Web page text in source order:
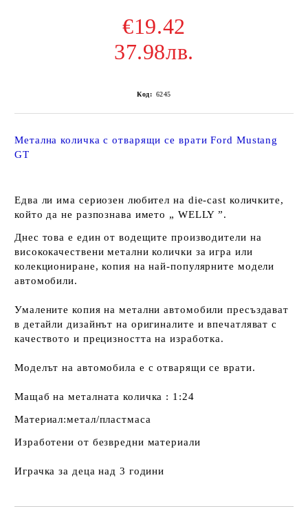
€19.42
37.98лв.
Код: 6245
Метална количка с отварящи се врати Ford Mustang
GT
Едва ли има сериозен любител на die-cast количките,
който да не разпознава името „ WELLY ”.
Днес това е един от водещите производители на
висококачествени метални колички за игра или
колекциониране, копия на най-популярните модели
автомобили.
Умалените копия на метални автомобили пресъздават
в детайли дизайнът на оригиналите и впечатляват с
качеството и прецизността на изработка.
Моделът на автомобила е с отварящи се врати.
Мащаб на металната количка : 1:24
Материал:метал/пластмаса
Изработени от безвредни материали
Играчка за деца над 3 години